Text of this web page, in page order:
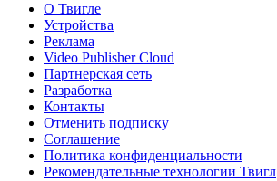
О Твигле
Устройства
Реклама
Video Publisher Cloud
Партнерская сеть
Разработка
Контакты
Отменить подписку
Соглашение
Политика конфиденциальности
Рекомендательные технологии Твигл